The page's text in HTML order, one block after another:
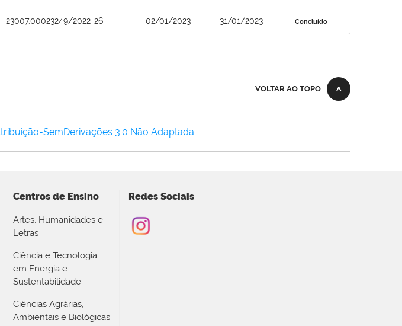
23007.00023249/2022-26 02/01/2023 31/01/2023 Concluído
VOLTAR AO TOPO
SemDerivações 3.0 Não Adaptada.
Centros de Ensino
Artes, Humanidades e
Letras
Ciência e Tecnologia
em Energia e
Sustentabilidade
Ciências Agrárias,
Ambientais e Biológicas
Redes Sociais